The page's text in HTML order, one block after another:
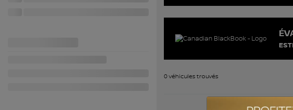
0 véhicules trouvés